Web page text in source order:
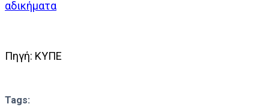
αδικήματα
Πηγή: ΚΥΠΕ
Tags: